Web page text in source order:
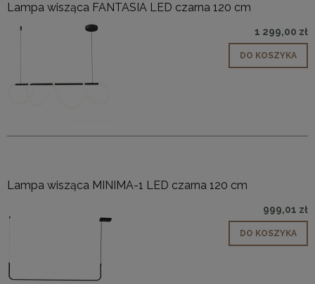
Lampa wisząca FANTASIA LED czarna 120 cm
1 299,00 zł
DO KOSZYKA
Lampa wisząca MINIMA-1 LED czarna 120 cm
999,01 zł
DO KOSZYKA